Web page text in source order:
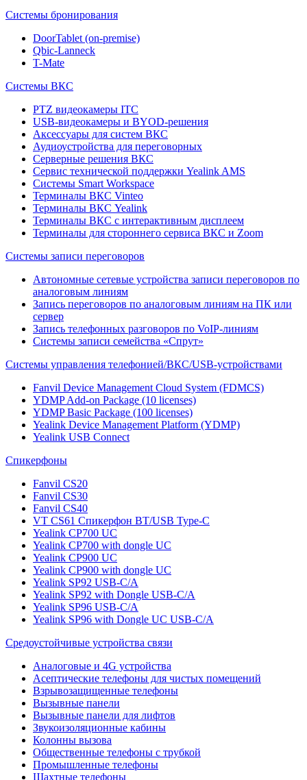
Системы бронирования
DoorTablet (on-premise)
Qbic-Lanneck
T-Mate
Системы ВКС
PTZ видеокамеры ITC
USB-видеокамеры и BYOD-решения
Аксессуары для систем ВКС
Аудиоустройства для переговорных
Серверные решения ВКС
Сервис технической поддержки Yealink AMS
Системы Smart Workspace
Терминалы ВКС Vinteo
Терминалы ВКС Yealink
Терминалы ВКС с интерактивным дисплеем
Терминалы для стороннего сервиса ВКС и Zoom
Системы записи переговоров
Автономные сетевые устройства записи переговоров по
аналоговым линиям
Запись переговоров по аналоговым линиям на ПК или
сервер
Запись телефонных разговоров по VoIP-линиям
Системы записи семейства «Спрут»
Системы управления телефонией/ВКС/USB-устройствами
Fanvil Device Management Cloud System (FDMCS)
YDMP Add-on Package (10 licenses)
YDMP Basic Package (100 licenses)
Yealink Device Management Platform (YDMP)
Yealink USB Connect
Спикерфоны
Fanvil CS20
Fanvil CS30
Fanvil CS40
VT CS61 Cпикерфон BT/USB Type-C
Yealink CP700 UC
Yealink CP700 with dongle UC
Yealink CP900 UC
Yealink CP900 with dongle UC
Yealink SP92 USB-C/A
Yealink SP92 with Dongle USB-C/A
Yealink SP96 USB-C/A
Yealink SP96 with Dongle UC USB-C/A
Средоустойчивые устройства связи
Аналоговые и 4G устройства
Асептические телефоны для чистых помещений
Взрывозащищенные телефоны
Вызывные панели
Вызывные панели для лифтов
Звукоизоляционные кабины
Колонны вызова
Общественные телефоны с трубкой
Промышленные телефоны
Шахтные телефоны